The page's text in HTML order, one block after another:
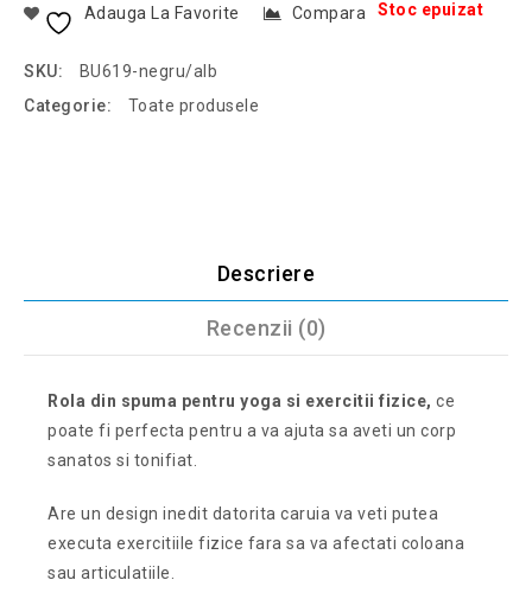
Stoc epuizat
Adauga La Favorite Compara
SKU:
BU619-negru/alb
Categorie:
Toate produsele
Descriere
Recenzii (0)
Rola din spuma pentru yoga si exercitii fizice, ce
poate fi perfecta pentru a va ajuta sa aveti un corp
sanatos si tonifiat.
Are un design inedit datorita caruia va veti putea
executa exercitiile fizice fara sa va afectati coloana
sau articulatiile.